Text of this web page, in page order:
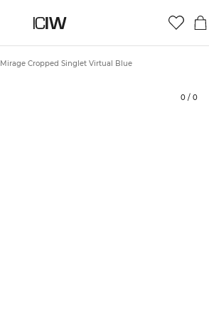
Mirage Cropped Singlet Virtual Blue
0 / 0